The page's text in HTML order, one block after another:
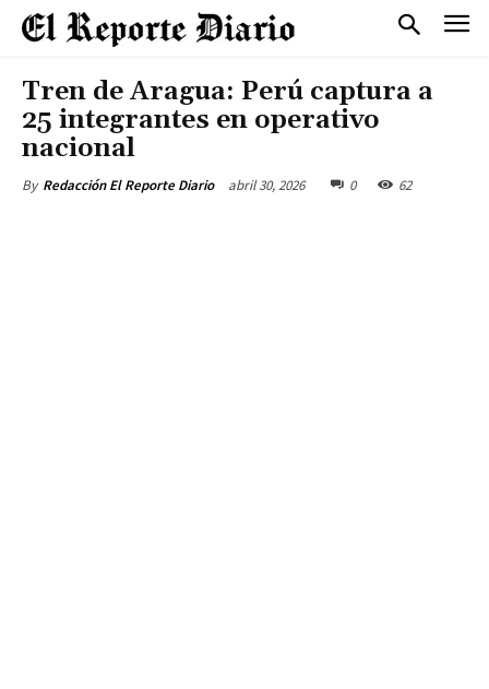
Tren de Aragua: Perú captura a
25 integrantes en operativo
nacional
By Redacción El Reporte Diario abril 30, 2026 0 62